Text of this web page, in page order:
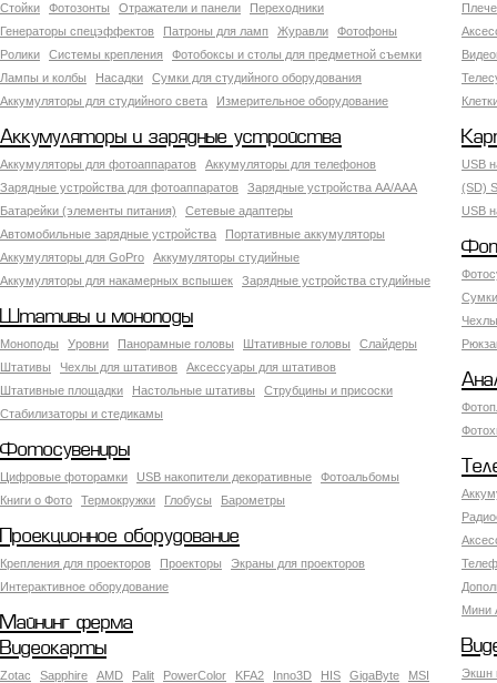
Стойки
Фотозонты Отражатели и панели
Переходники
Генераторы спецэффектов
Патроны для ламп Журавли
Фотофоны
Ролики
Системы крепления
Фотобоксы и столы для предметной съемки
Лампы и колбы
Насадки
Сумки для студийного оборудования
Аккумуляторы для студийного света
Измерительное оборудование
Аккумуляторы и зарядные устройства
Аккумуляторы для фотоаппаратов
Аккумуляторы для телефонов
Зарядные устройства для фотоаппаратов
Зарядные устройства AA/AAA
Батарейки (элементы питания)
Сетевые адаптеры
Автомобильные зарядные устройства
Портативные аккумуляторы
Аккумуляторы для GoPro
Аккумуляторы студийные
Аккумуляторы для накамерных вспышек
Зарядные устройства студийные
USB
(SD)
USB
Штативы и моноподы
Моноподы Уровни Панорамные головы Штативные головы
Слайдеры
Штативы
Чехлы для штативов
Аксессуары для штативов
Штативные площадки
Настольные штативы
Струбцины и присоски
Стабилизаторы и стедикамы
Фотосувениры
Цифровые фоторамки USB накопители декоративные
Фотоальбомы
Книги о Фото
Термокружки Глобусы Барометры
Мини
Проекционное оборудование
Крепления для проекторов Проекторы
Экраны для проекторов
Интерактивное оборудование
Майнинг ферма
Экшн
Видеокарты
Zotac Sapphire AMD Palit PowerColor KFA2 Inno3D HIS GigaByte
MSI